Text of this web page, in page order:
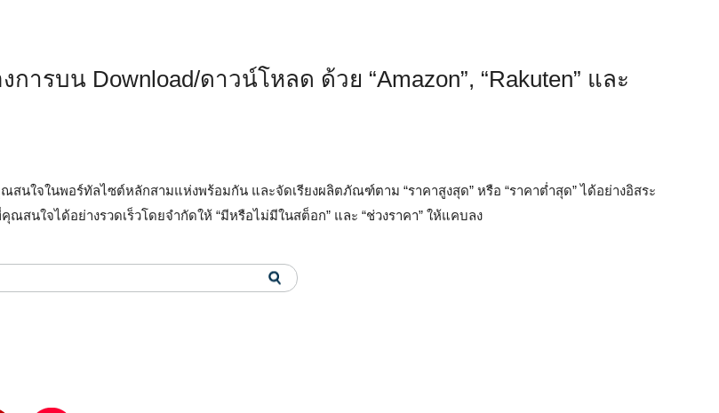
บน Download/ดาวน์โหลด ด้วย “Amazon”, “Rakuten” และ
ใจในพอร์ทัลไซต์หลักสามแห่งพร้อมกัน และจัดเรียงผลิตภัณฑ์ตาม “ราคาสูงสุด” หรือ “ราคาต่ำสุด” ได้อย่างอิสระ
สนใจได้อย่างรวดเร็วโดยจำกัดให้ “มีหรือไม่มีในสต็อก” และ “ช่วงราคา” ให้แคบลง